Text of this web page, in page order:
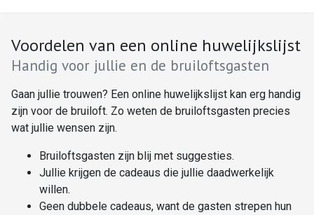
Voordelen van een online huwelijkslijst
Handig voor jullie en de bruiloftsgasten
Gaan jullie trouwen? Een online huwelijkslijst kan erg handig
zijn voor de bruiloft. Zo weten de bruiloftsgasten precies
wat jullie wensen zijn.
Bruiloftsgasten zijn blij met suggesties.
Jullie krijgen de cadeaus die jullie daadwerkelijk
willen.
Geen dubbele cadeaus, want de gasten strepen hun